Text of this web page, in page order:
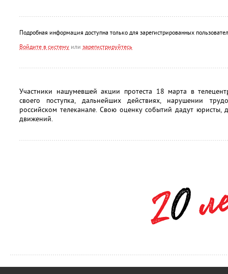
Подробная информация доступна только для зарегистрированных
Войдите в систему или зарегистрируйтесь
Участники нашумевшей акции протеста 18 марта в
своего поступка, дальнейших действиях, нарушении
российском телеканале. Свою оценку событий дадут юристы,
движений.